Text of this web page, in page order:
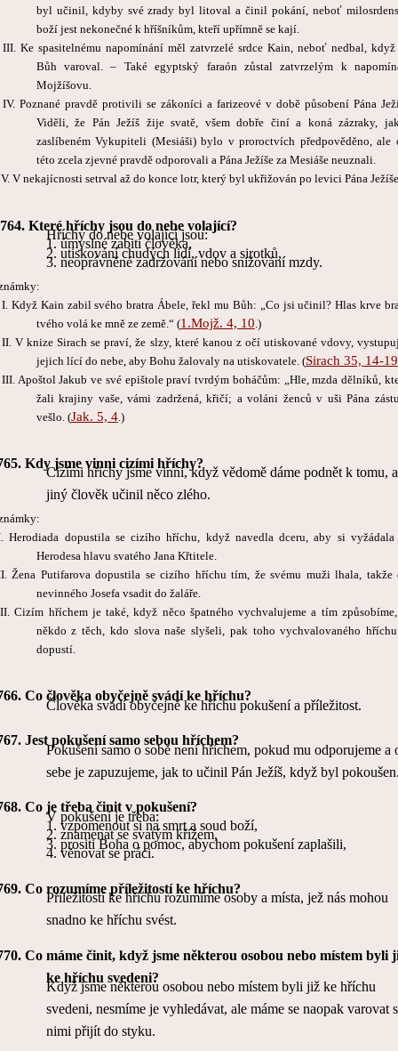
byl učinil, kdyby své zrady byl litoval a činil pokání, neboť
boží jest nekonečné k hříšníkům, kteří upřímně se kají.
Ke spasitelnému napomínání měl zatvrzelé srdce Kain, neboť nedbal,
Bůh varoval. – Také egyptský faraón zůstal zatvrzelým k
Mojžíšovu.
Poznané pravdě protivili se zákoníci a farizeové v době působení Pána
Viděli, že Pán Ježíš žije svatě, všem dobře činí a koná zázraky,
zaslíbeném Vykupiteli (Mesiáši) bylo v proroctvích předpověděno, ale
této zcela zjevné pravdě odporovali a Pána Ježíše za Mesiáše neuznali.
V nekajícnosti setrval až do konce lotr, který byl ukřižován po levici Pána
Které hříchy jsou do nebe volající?
Hříchy do nebe volající jsou:
1. úmyslné zabití člověka,
2.utiskování chudých lidí, vdov a sirotků,
3.neoprávněné zadržování nebo snižování mzdy.
Když Kain zabil svého bratra Ábele, řekl mu Bůh: „Co jsi učinil? Hlas krve
tvého volá ke mně ze země.“ (1.Mojž. 4, 10 .)
V knize Sirach se praví, že slzy, které kanou z očí utiskované vdovy,
jejich lící do nebe, aby Bohu žalovaly na utiskovatele. (Sirach 35, 14-19
Apoštol Jakub ve své epištole praví tvrdým boháčům: „Hle, mzda dělníků,
žali krajiny vaše, vámi zadržená, křičí; a voláni ženců v uši Pána
vešlo. (Jak. 5, 4.)
Kdy jsme vinni cizími hříchy?
Cizími hříchy jsme vinni, když vědomě dáme podnět k tomu,
jiný člověk učinil něco zlého.
Herodiada dopustila se cizího hříchu, když navedla dceru, aby si vyžádala
Herodesa hlavu svatého Jana Křtitele.
Žena Putifarova dopustila se cizího hříchu tím, že svému muži lhala, takže
nevinného Josefa vsadit do žaláře.
Cizím hříchem je také, když něco špatného vychvalujeme a tím
někdo z těch, kdo slova naše slyšeli, pak toho vychvalovaného
dopustí.
Co člověka obyčejně svádí ke hříchu?
Člověka svádí obyčejně ke hříchu pokušení a příležitost.
Jest pokušení samo sebou hříchem?
Pokušení samo o sobě není hříchem, pokud mu odporujeme a
sebe je zapuzujeme, jak to učinil Pán Ježíš, když byl
Co je třeba činit v pokušení?
V pokušení je třeba:
1.vzpomenout si na smrt a soud boží,
2.znamenat se svatým křížem,
3.prositi Boha o pomoc, abychom pokušení zaplašili,
4.věnovat se práci.
Co rozumíme příležitostí ke hříchu?
Příležitostí ke hříchu rozumíme osoby a místa, jež nás mohou
snadno ke hříchu svést.
Co máme činit, když jsme některou osobou nebo místem byli
ke hříchu svedeni?
Když jsme některou osobou nebo místem byli již ke hříchu
svedeni, nesmíme je vyhledávat, ale máme se naopak varovat s
nimi přijít do styku.